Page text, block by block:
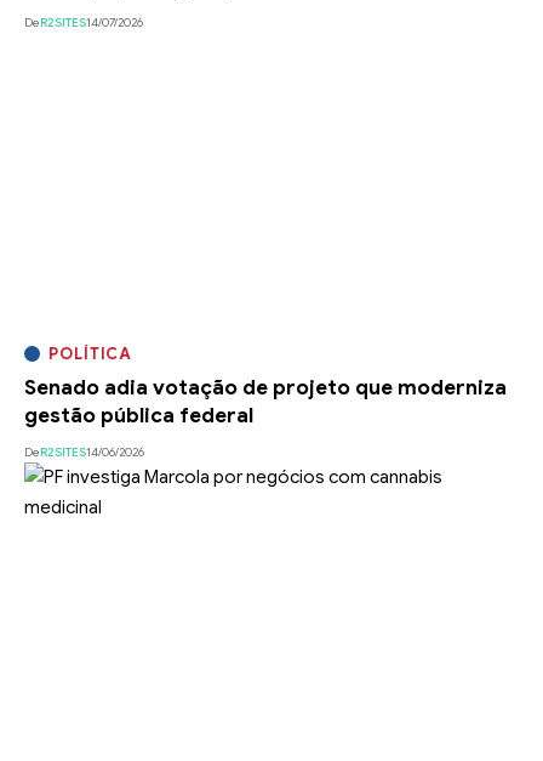
DeR2SITES14/07/2026
POLÍTICA
Senado adia votação de projeto que moderniza
gestão pública federal
DeR2SITES14/06/2026